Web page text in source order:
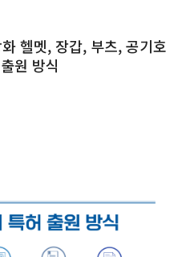
헬멧, 장갑, 부츠, 공기호
원 방식